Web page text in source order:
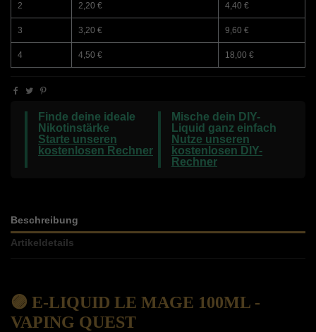
2 2,20 € 4,40 €
3 3,20 € 9,60 €
4 4,50 € 18,00 €
Finde deine ideale
Nikotinstärke
Starte unseren
kostenlosen Rechner
Mische dein DIY-
Liquid ganz einfach
Nutze unseren
kostenlosen DIY-
Rechner
Beschreibung
Artikeldetails
🟣 E-LIQUID LE MAGE 100ML -
VAPING QUEST